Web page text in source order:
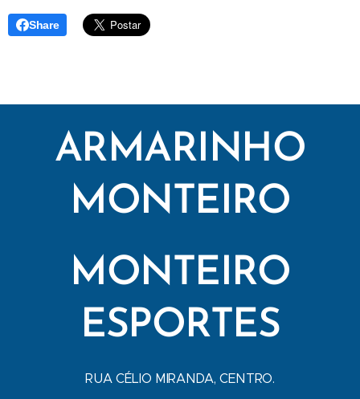
Share
ARMARINHO
MONTEIRO
MONTEIRO
ESPORTES
RUA CÉLIO MIRANDA, CENTRO.